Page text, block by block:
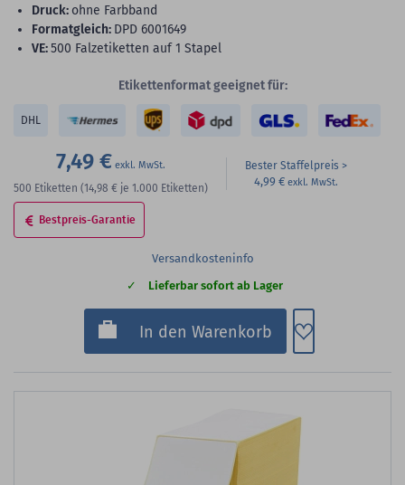
Druck: ohne Farbband
Formatgleich: DPD 6001649
VE:500 Falzetiketten auf 1 Stapel
Etikettenformat geeignet für:
DHL
7,49 €
500 Etiketten (14,98 € je 1.000 Etiketten)
Bester Staffelpreis
4,99 €
Bestpreis-Garantie
Versandkosteninfo
Lieferbar sofort ab Lager
In den Warenkorb Zum